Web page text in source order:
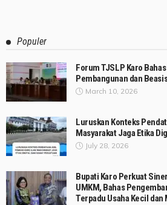
Populer
Forum TJSLP Karo
Pembangunan dan
March 10, 2026
Luruskan Konteks
Masyarakat Jaga Etika
July 28, 2026
Bupati Karo Perkuat
UMKM, Bahas
Terpadu Usaha Kecil dan